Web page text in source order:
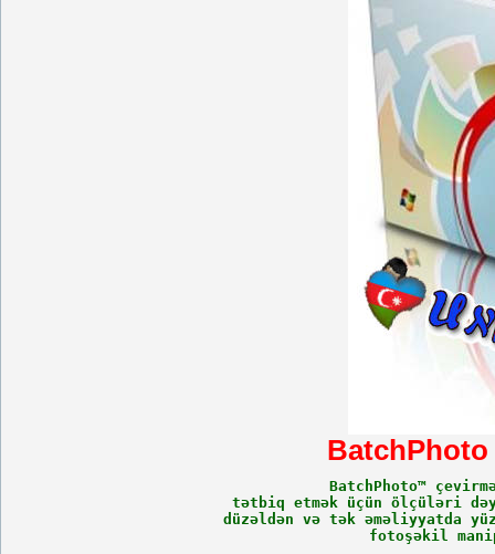
BatchPhoto
BatchPhoto™
tətbiq etmək üçün ölçüləri
düzəldən və tək əməliyyatda
fotoşəkil